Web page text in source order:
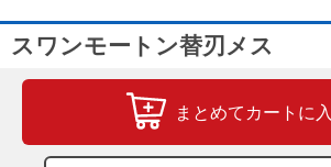
スワンモートン替刃メス
まとめてカートに